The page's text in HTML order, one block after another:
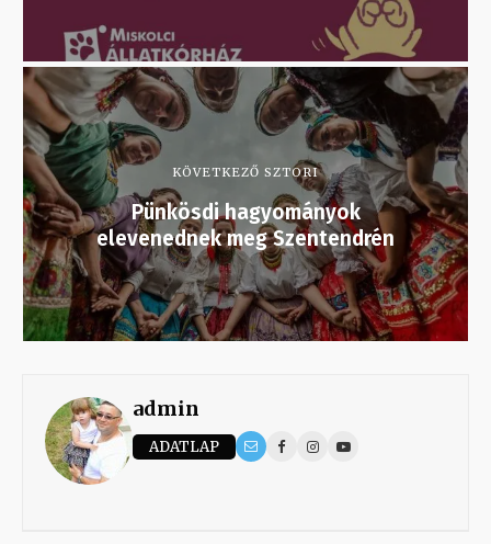
KÖVETKEZŐ SZTORI
Pünkösdi hagyományok
elevenednek meg Szentendrén
admin
ADATLAP